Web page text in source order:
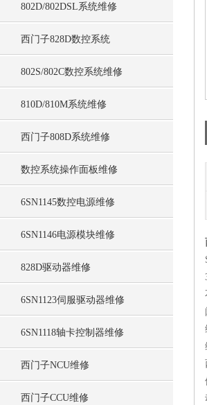
802D/802DSL系统维修
西门子828D数控系统
802S/802C数控系统维修
810D/810M系统维修
西门子808D系统维修
数控系统操作面板维修
6SN1145数控电源维修
6SN1146电源模块维修
828D驱动器维修
6SN1123伺服驱动器维修
6SN1118轴卡控制器维修
西门子NCU维修
西门子CCU维修